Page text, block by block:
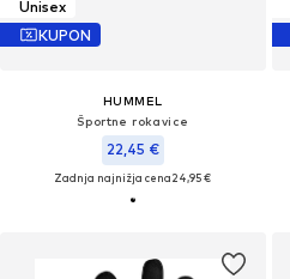
Unisex
KUPON
HUMMEL
Športne rokavice
22,45 €
Zadnja najnižja cena24,95 €